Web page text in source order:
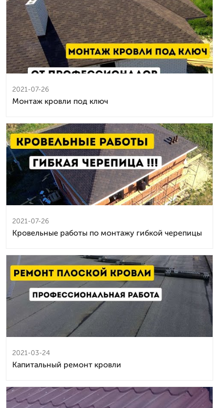
2021-07-26
Монтаж кровли под ключ
2021-07-26
Кровельные работы по монтажу гибкой черепицы
2021-03-24
Капитальный ремонт кровли